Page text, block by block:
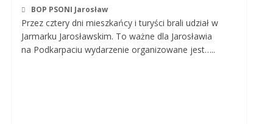
BOP PSONI Jarosław
Przez cztery dni mieszkańcy i turyści brali udział w
Jarmarku Jarosławskim. To ważne dla Jarosławia
na Podkarpaciu wydarzenie organizowane jest…..